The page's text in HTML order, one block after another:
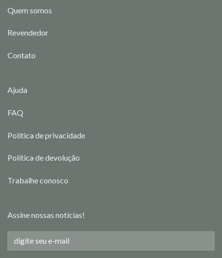
Quem somos
Revendedor
Contato
Ajuda
FAQ
Política de privacidade
Política de devolução
Trabalhe conosco
Assine nossas notícias!